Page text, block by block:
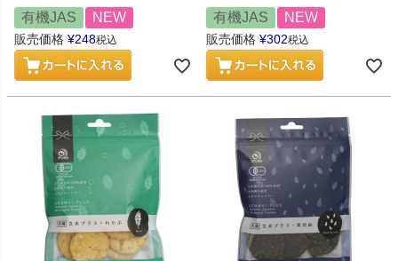
有機JAS NEW
販売価格 ¥248税込
有機JAS NEW
販売価格 ¥302税込